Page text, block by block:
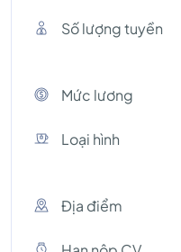
Số lượng tuyền
Mức lương
Loại hình
Địa điểm